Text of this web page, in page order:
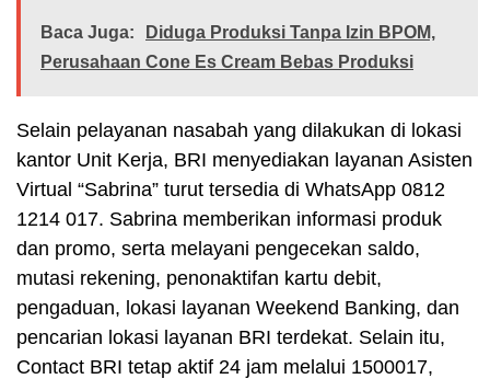
Baca Juga:
Diduga Produksi Tanpa Izin BPOM,
Perusahaan Cone Es Cream Bebas Produksi
Selain pelayanan nasabah yang dilakukan di lokasi
kantor Unit Kerja, BRI menyediakan layanan Asisten
Virtual “Sabrina” turut tersedia di WhatsApp 0812
1214 017. Sabrina memberikan informasi produk
dan promo, serta melayani pengecekan saldo,
mutasi rekening, penonaktifan kartu debit,
pengaduan, lokasi layanan Weekend Banking, dan
pencarian lokasi layanan BRI terdekat. Selain itu,
Contact BRI tetap aktif 24 jam melalui 1500017,